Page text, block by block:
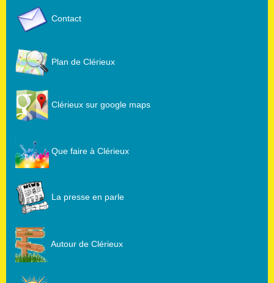
Contact
Plan de Clérieux
Clérieux sur google maps
Que faire à Clérieux
La presse en parle
Autour de Clérieux